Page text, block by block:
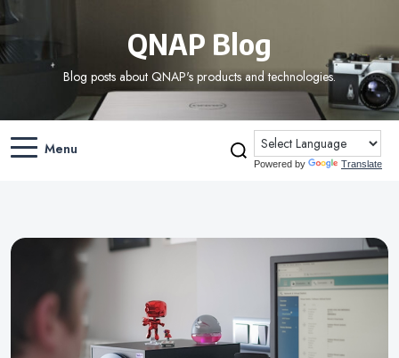
QNAP Blog
Blog posts about QNAP's products and technologies.
Menu
Powered by Translate